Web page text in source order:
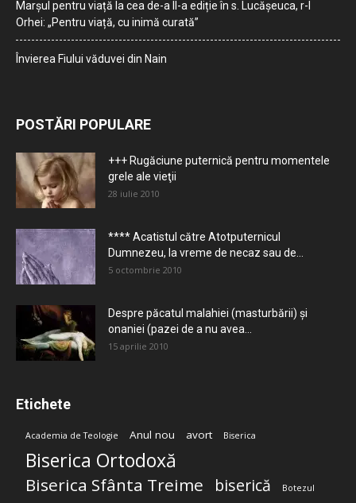
Marșul pentru viață la cea de-a II-a ediție în s. Lucășeuca, r-l
Orhei: „Pentru viață, cu inimă curată”
Învierea Fiului văduvei din Nain
POSTĂRI POPULARE
+++ Rugăciune puternică pentru momentele
grele ale vieţii
28 iulie 2010
**** Acatistul către Atotputernicul
Dumnezeu, la vreme de necaz sau de...
5 octombrie 2010
Despre păcatul malahiei (masturbării) şi
onaniei (pazei de a nu avea...
15 aprilie 2010
Etichete
Academia de Teologie Anul nou avort Biserica
Biserica Ortodoxă
Biserica Sfânta Treime biserică Botezul